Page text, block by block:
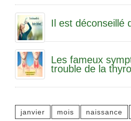
Il est déconseillé
Les fameux
trouble de la
janvier mois naissance